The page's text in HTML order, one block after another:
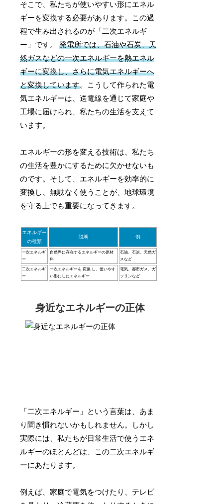
そこで、私たちが使いやすい形にエネル
ギーを変換する必要があります。この過
程で生み出されるのが「二次エネルギ
ー」です。発電所では、石油や石炭、天
然ガスなどの一次エネルギーを熱エネル
ギーに変換し、さらに電気エネルギーへ
と変換しています。こうして作られた電
気エネルギーは、送電線を通じて家庭や
工場に届けられ、私たちの生活を支えて
います。
エネルギーの形を変える技術は、私たち
の生活を豊かにするために欠かせないも
のです。そして、エネルギーを効率的に
変換し、無駄なく使うことが、地球環境
を守る上でも重要になってきます。
エネルギー
の種類
説明 例
一次エネルギ
ー
自然界に存在するエネルギーの原材
料
石油、石炭、天然ガ
スなど
二次エネルギ
ー
一次エネルギーを 変換 し、使いやす
い形にしたエネルギー
電気、都市ガス、ガ
ソリンなど
身近なエネルギーの正体
「二次エネルギー」という言葉は、あま
り聞き慣れないかもしれません。しかし
実際には、私たちが日常生活で使うエネ
ルギーのほとんどは、この二次エネルギ
ーにあたります。
例えば、家庭で電気をつけたり、テレビ